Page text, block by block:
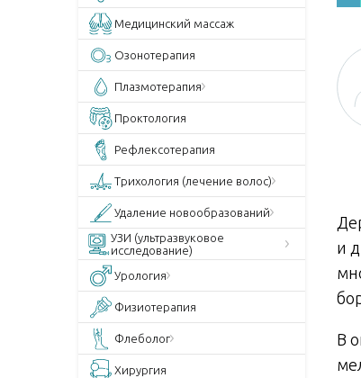
Медицинский массаж
Озонотерапия
Плазмотерапия
Проктология
Рефлексотерапия
Трихология (лечение волос)
Удаление новообразований
УЗИ (ультразвуковое
исследование)
Урология
Физиотерапия
Флеболог
Хирургия
и
В